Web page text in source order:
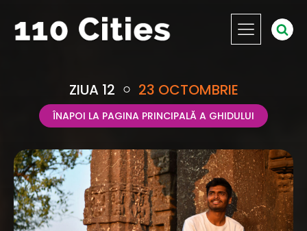
ZIUA 12 23 OCTOMBRIE
ÎNAPOI LA PAGINA PRINCIPALĂ A GHIDULUI